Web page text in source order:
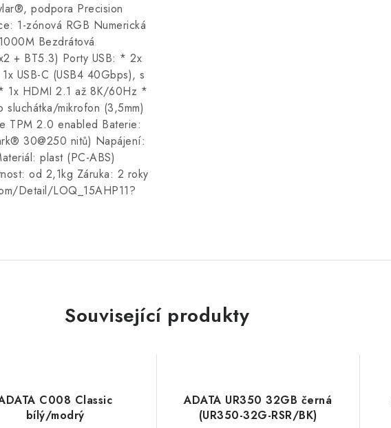
podpora Precision
1-zónová RGB Numerická
Bezdrátová
+ BT5.3) Porty USB: * 2x
USB-C (USB4 40Gbps), s
1x HDMI 2.1 až 8K/60Hz *
mikrofon (3,5mm)
TPM 2.0 enabled Baterie:
30@250 nitů) Napájení:
plast (PC-ABS)
od 2,1kg Záruka: 2 roky
Detail/LOQ_15AHP11?
Související produkty
C008 Classic
bílý/modrý
ADATA UR350 32GB černá
(UR350-32G-RSR/BK)